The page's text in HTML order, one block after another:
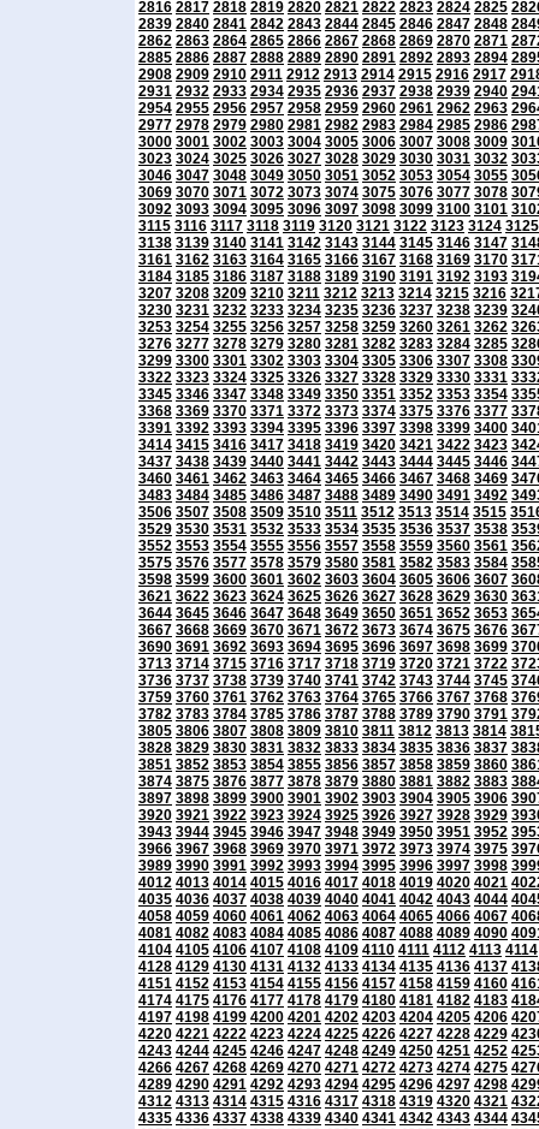
2816 2817 2818 2819 2820 2821 2822 2823 2824 2825
2839 2840 2841 2842 2843 2844 2845 2846 2847 2848
2862 2863 2864 2865 2866 2867 2868 2869 2870 2871
2885 2886 2887 2888 2889 2890 2891 2892 2893 2894
2908 2909 2910 2911 2912 2913 2914 2915 2916 2917
2931 2932 2933 2934 2935 2936 2937 2938 2939 2940
2954 2955 2956 2957 2958 2959 2960 2961 2962 2963
2977 2978 2979 2980 2981 2982 2983 2984 2985 2986
3000 3001 3002 3003 3004 3005 3006 3007 3008 3009
3023 3024 3025 3026 3027 3028 3029 3030 3031 3032
3046 3047 3048 3049 3050 3051 3052 3053 3054 3055
3069 3070 3071 3072 3073 3074 3075 3076 3077 3078
3092 3093 3094 3095 3096 3097 3098 3099 3100 3101
3115 3116 3117 3118 3119 3120 3121 3122 3123 3124 3125
3138 3139 3140 3141 3142 3143 3144 3145 3146 3147
3161 3162 3163 3164 3165 3166 3167 3168 3169 3170
3184 3185 3186 3187 3188 3189 3190 3191 3192 3193
3207 3208 3209 3210 3211 3212 3213 3214 3215 3216
3230 3231 3232 3233 3234 3235 3236 3237 3238 3239
3253 3254 3255 3256 3257 3258 3259 3260 3261 3262
3276 3277 3278 3279 3280 3281 3282 3283 3284 3285
3299 3300 3301 3302 3303 3304 3305 3306 3307 3308
3322 3323 3324 3325 3326 3327 3328 3329 3330 3331
3345 3346 3347 3348 3349 3350 3351 3352 3353 3354
3368 3369 3370 3371 3372 3373 3374 3375 3376 3377
3391 3392 3393 3394 3395 3396 3397 3398 3399 3400
3414 3415 3416 3417 3418 3419 3420 3421 3422 3423
3437 3438 3439 3440 3441 3442 3443 3444 3445 3446
3460 3461 3462 3463 3464 3465 3466 3467 3468 3469
3483 3484 3485 3486 3487 3488 3489 3490 3491 3492
3506 3507 3508 3509 3510 3511 3512 3513 3514 3515
3529 3530 3531 3532 3533 3534 3535 3536 3537 3538
3552 3553 3554 3555 3556 3557 3558 3559 3560 3561
3575 3576 3577 3578 3579 3580 3581 3582 3583 3584
3598 3599 3600 3601 3602 3603 3604 3605 3606 3607
3621 3622 3623 3624 3625 3626 3627 3628 3629 3630
3644 3645 3646 3647 3648 3649 3650 3651 3652 3653
3667 3668 3669 3670 3671 3672 3673 3674 3675 3676
3690 3691 3692 3693 3694 3695 3696 3697 3698 3699
3713 3714 3715 3716 3717 3718 3719 3720 3721 3722
3736 3737 3738 3739 3740 3741 3742 3743 3744 3745
3759 3760 3761 3762 3763 3764 3765 3766 3767 3768
3782 3783 3784 3785 3786 3787 3788 3789 3790 3791
3805 3806 3807 3808 3809 3810 3811 3812 3813 3814
3828 3829 3830 3831 3832 3833 3834 3835 3836 3837
3851 3852 3853 3854 3855 3856 3857 3858 3859 3860
3874 3875 3876 3877 3878 3879 3880 3881 3882 3883
3897 3898 3899 3900 3901 3902 3903 3904 3905 3906
3920 3921 3922 3923 3924 3925 3926 3927 3928 3929
3943 3944 3945 3946 3947 3948 3949 3950 3951 3952
3966 3967 3968 3969 3970 3971 3972 3973 3974 3975
3989 3990 3991 3992 3993 3994 3995 3996 3997 3998
4012 4013 4014 4015 4016 4017 4018 4019 4020 4021
4035 4036 4037 4038 4039 4040 4041 4042 4043 4044
4058 4059 4060 4061 4062 4063 4064 4065 4066 4067
4081 4082 4083 4084 4085 4086 4087 4088 4089 4090
4104 4105 4106 4107 4108 4109 4110 4111 4112 4113 4114
4128 4129 4130 4131 4132 4133 4134 4135 4136 4137
4151 4152 4153 4154 4155 4156 4157 4158 4159 4160
4174 4175 4176 4177 4178 4179 4180 4181 4182 4183
4197 4198 4199 4200 4201 4202 4203 4204 4205 4206
4220 4221 4222 4223 4224 4225 4226 4227 4228 4229
4243 4244 4245 4246 4247 4248 4249 4250 4251 4252
4266 4267 4268 4269 4270 4271 4272 4273 4274 4275
4289 4290 4291 4292 4293 4294 4295 4296 4297 4298
4312 4313 4314 4315 4316 4317 4318 4319 4320 4321
4335 4336 4337 4338 4339 4340 4341 4342 4343 4344